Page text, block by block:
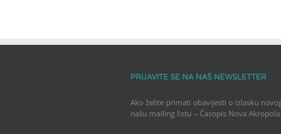
PRIJAVITE SE NA NAŠ NEWSLETTER
Ako želite primati obavijesti o izlasku
našu mailing listu – Časopis Nova Akropola.